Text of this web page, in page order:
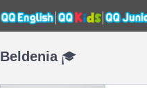
Beldenia